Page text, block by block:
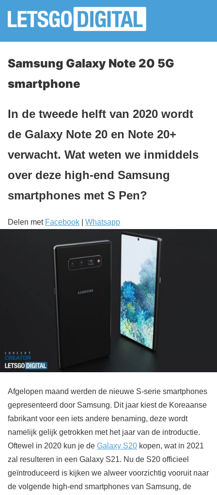
Samsung Galaxy Note 20 5G
smartphone
In de tweede helft van 2020 wordt
de Galaxy Note 20 en Note 20+
verwacht. Wat weten we inmiddels
over deze high-end Samsung
smartphones met S Pen?
Delen met Facebook Whatsapp
Afgelopen maand werden de nieuwe S-serie smartphones
gepresenteerd door Samsung. Dit jaar kiest de Koreaanse
fabrikant voor een iets andere benaming, deze wordt
namelijk gelijk getrokken met het jaar van de introductie.
Oftewel in 2020 kun je de Galaxy S20 kopen, wat in 2021
zal resulteren in een Galaxy S21. Nu de S20 officieel
geïntroduceerd is kijken we alweer voorzichtig vooruit naar
de volgende high-end smartphones van Samsung, de